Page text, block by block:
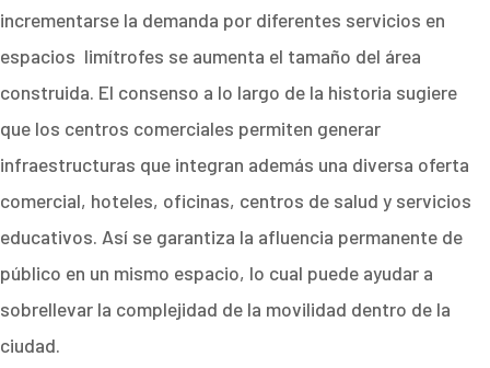
incrementarse la demanda por diferentes servicios en
espacios limítrofes se aumenta el tamaño del área
construida. El consenso a lo largo de la historia sugiere
que los centros comerciales permiten generar
infraestructuras que integran además una diversa oferta
comercial, hoteles, oficinas, centros de salud y servicios
educativos. Así se garantiza la afluencia permanente de
público en un mismo espacio, lo cual puede ayudar a
sobrellevar la complejidad de la movilidad dentro de la
ciudad.